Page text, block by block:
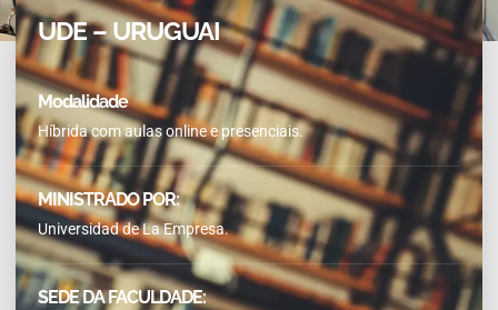
UDE – URUGUAI
Modalidade
Híbrida com aulas online e presenciais.
MINISTRADO POR:
Universidad de La Empresa.
SEDE DA FACULDADE: